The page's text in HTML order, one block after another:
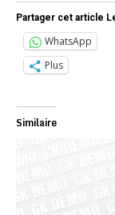
Partager cet article
WhatsApp
Plus
Similaire